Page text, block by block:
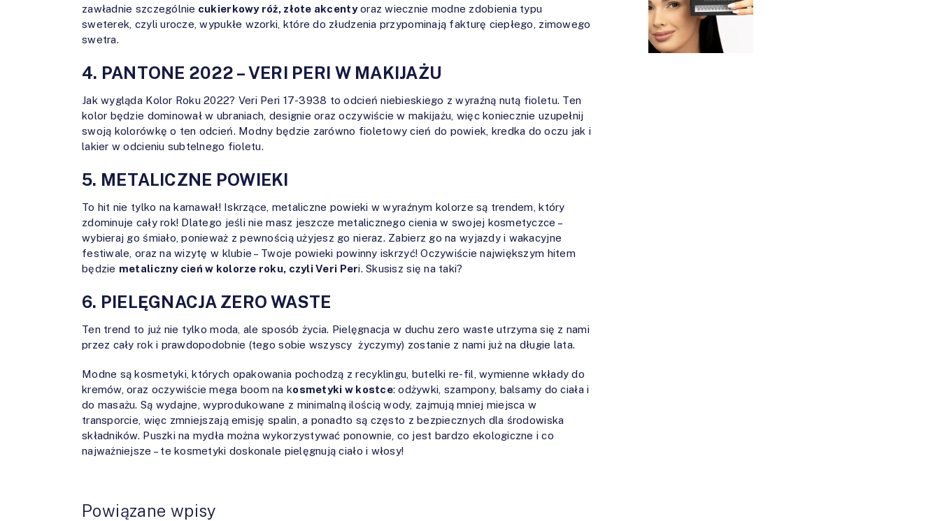
zawładnie szczególnie cukierkowy róż, złote akcentyoraz wiecznie modne zdobienia typu
sweterek, czyli urocze, wypukłe wzorki, które do złudzenia przypominają fakturę ciepłego, zimowego
swetra.
4. PANTONE 2022 – VERI PERI W MAKIJAŻU
Jak wygląda Kolor Roku 2022? Veri Peri 17-3938 to odcień niebieskiego z wyraźną nutą fioletu. Ten
kolor będzie dominował w ubraniach, designie oraz oczywiście w makijażu, więc koniecznie uzupełnij
swoją kolorówkę o ten odcień. Modny będzie zarówno fioletowy cień do powiek, kredka do oczu jak i
lakier w odcieniu subtelnego fioletu.
5. METALICZNE POWIEKI
To hit nie tylko na karnawał! Iskrzące, metaliczne powieki w wyraźnym kolorze są trendem, który
zdominuje cały rok! Dlatego jeśli nie masz jeszcze metalicznego cienia w swojej kosmetyczce –
wybieraj go śmiało, ponieważ z pewnością użyjesz go nieraz. Zabierz go na wyjazdy i wakacyjne
festiwale, oraz na wizytę w klubie – Twoje powieki powinny iskrzyć! Oczywiście największym hitem
będzie metaliczny cień w kolorze roku, czyli Veri Peri. Skusisz się na taki?
6. PIELĘGNACJA ZERO WASTE
Ten trend to już nie tylko moda, ale sposób życia. Pielęgnacja w duchu zero waste utrzyma się z nami
przez cały rok i prawdopodobnie (tego sobie wszyscy życzymy) zostanie z nami już na długie lata.
Modne są kosmetyki, których opakowania pochodzą z recyklingu, butelki re-fil, wymienne wkłady do
kremów, oraz oczywiście mega boom na kosmetyki w kostce: odżywki, szampony, balsamy do ciała i
do masażu. Są wydajne, wyprodukowane z minimalną ilością wody, zajmują mniej miejsca w
transporcie, więc zmniejszają emisję spalin, a ponadto są często z bezpiecznych dla środowiska
składników. Puszki na mydła można wykorzystywać ponownie, co jest bardzo ekologiczne i co
najważniejsze – te kosmetyki doskonale pielęgnują ciało i włosy!
Powiązane wpisy